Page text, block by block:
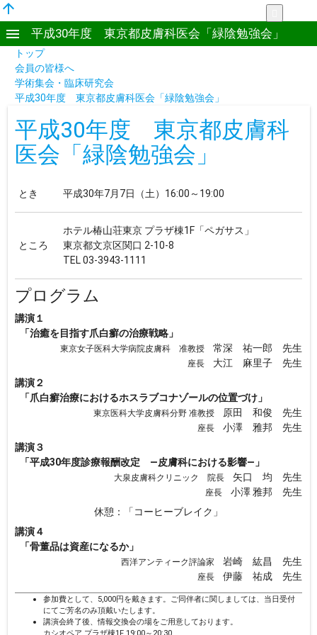
arrow_upward
menu
平成30年度 東京都皮膚科医会「緑陰勉強会」
トップ
会員の皆様へ
学術集会・臨床研究会
平成30年度 東京都皮膚科医会「緑陰勉強会」
平成30年度 東京都皮膚科
医会「緑陰勉強会」
とき 平成30年7月7日（土）16:00～19:00
ところ
ホテル椿山荘東京 プラザ棟1F「ペガサス」
東京都文京区関口 2-10-8
TEL 03-3943-1111
プログラム
講演１
「治癒を目指す爪白癬の治療戦略」
東京女子医科大学病院皮膚科 准教授 常深 祐一郎 先生
座長
大江 麻里子 先生
講演２
「爪白癬治療におけるホスラブコナゾールの位置づけ」
東京医科大学皮膚科分野 准教授 原田 和俊 先生
座長
小澤 雅邦 先生
講演３
「平成30年度診療報酬改定 ―皮膚科における影響―」
大泉皮膚科クリニック 院長 矢口 均 先生
座長
小澤 雅邦 先生
休憩：「コーヒーブレイク」
講演４
「骨董品は資産になるか」
西洋アンティーク評論家 岩崎 紘昌 先生
座長 伊藤 祐成 先生
参加費として、5,000円を戴きます。ご同伴者に関しましては、当日受付
にてご芳名のみ頂戴いたします。
講演会終了後、情報交換会の場をご用意しております。
カシオペア プラザ棟1F 19:00～20:30